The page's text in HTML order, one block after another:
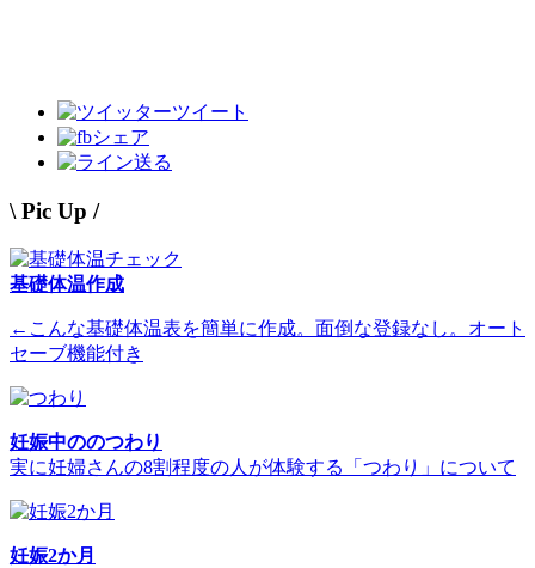
ツイート
シェア
送る
\ Pic Up /
基礎体温作成
←こんな基礎体温表を簡単に作成。面倒な登録なし。オート
セーブ機能付き
妊娠中ののつわり
実に妊婦さんの8割程度の人が体験する「つわり」について
妊娠2か月